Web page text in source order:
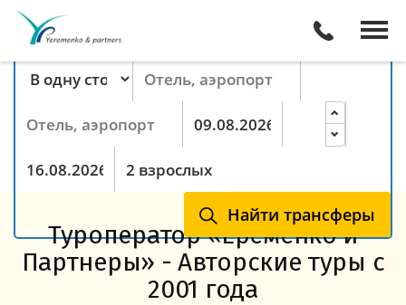
Поиск трансферов онлайн
Найти трансферы
Тип маршрута
Пункт отправления
Пункт назначения
Ночей
Туроператор «Еременко и
Партнеры» - Авторские туры с
2001 года